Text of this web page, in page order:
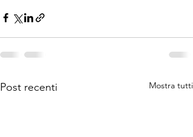
Post recenti Mostra tutti